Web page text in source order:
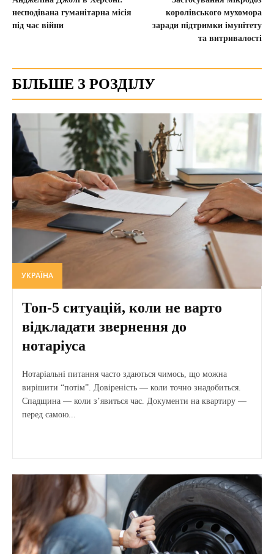
несподівана гуманітарна місія
під час війни
королівського мухомора
заради підтримки імунітету
та витривалості
БІЛЬШЕ З РОЗДІЛУ
УКРАЇНА
Топ-5 ситуацій, коли не варто
відкладати звернення до
нотаріуса
Нотаріальні питання часто здаються чимось, що можна
вирішити “потім”. Довіреність — коли точно знадобиться.
Спадщина — коли з’явиться час. Документи на квартиру —
перед самою...